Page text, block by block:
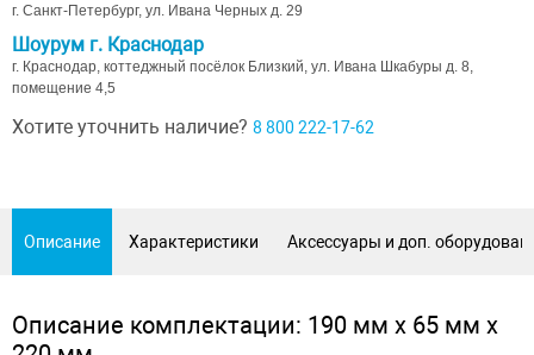
г. Санкт-Петербург, ул. Ивана Черных д. 29
Шоурум г. Краснодар
г. Краснодар, коттеджный посёлок Близкий, ул. Ивана Шкабуры д. 8,
помещение 4,5
Хотите уточнить наличие? 8 800 222-17-62
Описание Характеристики Аксессуары и доп.
Описание комплектации: 190 мм х 65 мм х